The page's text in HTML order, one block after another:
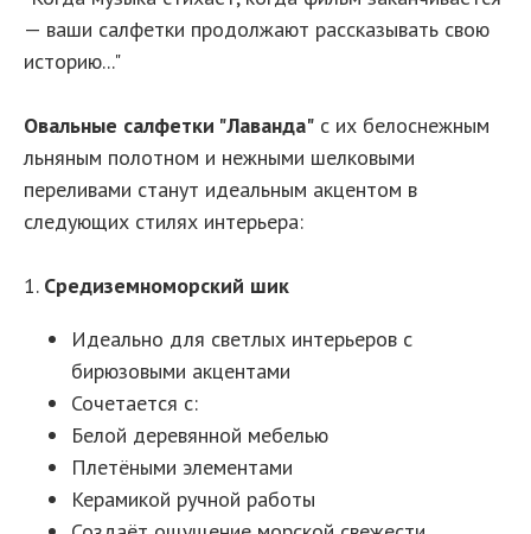
— ваши салфетки продолжают рассказывать свою
историю..."
Овальные салфетки "Лаванда" с их белоснежным
льняным полотном и нежными шелковыми
переливами станут идеальным акцентом в
следующих стилях интерьера:
1. Средиземноморский шик
Идеально для светлых интерьеров с
бирюзовыми акцентами
Сочетается с:
Белой деревянной мебелью
Плетёными элементами
Керамикой ручной работы